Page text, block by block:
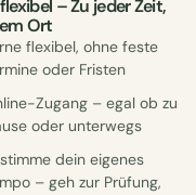
– Zu jeder Zeit,
Ort
flexibel, ohne feste
oder Fristen
Zugang – egal ob zu
oder unterwegs
dein eigenes
– geh zur Prüfung,